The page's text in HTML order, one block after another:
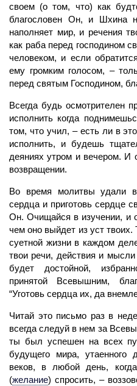
своем (о том, что) как
благословен Он, и Шхина
наполняет мир, и речения
как раба перед господином
человеком, и если
ему громким голосом, –
перед святым Господином,
Всегда будь осмотрителен
исполнить когда
том, что учил, – есть ли в
исполнить, и будешь
деяниях утром и вечером. И
возвращении.
Во время молитвы удали
сердца и приготовь сердце
Он. Очищайся в изучении, и
чем оно выйдет из уст твоих.
суетной жизни в каждом
твои речи, действия и
будет достойной,
принятой Всевышним,
“Уготовь сердца их, да
Читай это письмо раз в
всегда следуй в нем за
ты был успешен на всех
будущего мира, утаенного
веков, в любой день,
(желание) спросить, –